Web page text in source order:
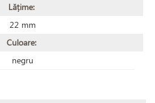
Lățime:
22 mm
Culoare:
negru